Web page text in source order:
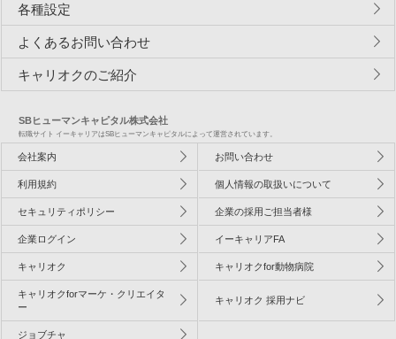
各種設定
よくあるお問い合わせ
キャリオクのご紹介
SBヒューマンキャピタル株式会社
転職サイト イーキャリアはSBヒューマンキャピタルによって運営されています。
会社案内 お問い合わせ
利用規約 個人情報の取扱いについて
セキュリティポリシー 企業の採用ご担当者様
企業ログイン イーキャリアFA
キャリオク キャリオクfor動物病院
キャリオクforマーケ・クリエイタ
ー
キャリオク 採用ナビ
ジョブチャ